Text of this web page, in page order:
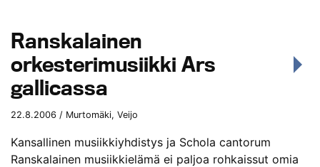
Ranskalainen
orkesterimusiikki Ars
gallicassa
22.8.2006 / Murtomäki, Veijo
Kansallinen musiikkiyhdistys ja Schola cantorum
Ranskalainen musiikkielämä ei paljoa rohkaissut omia